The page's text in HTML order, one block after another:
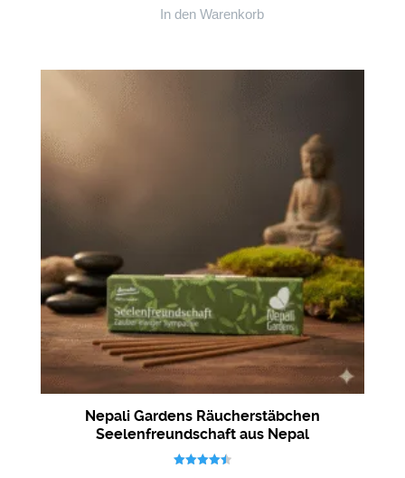
In den Warenkorb
Nepali Gardens Räucherstäbchen
Seelenfreundschaft aus Nepal